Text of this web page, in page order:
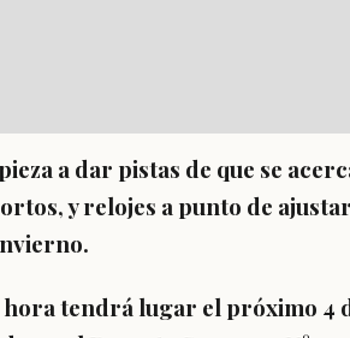
a dar pistas de que se
y relojes a punto de
tendrá lugar el próximo 4